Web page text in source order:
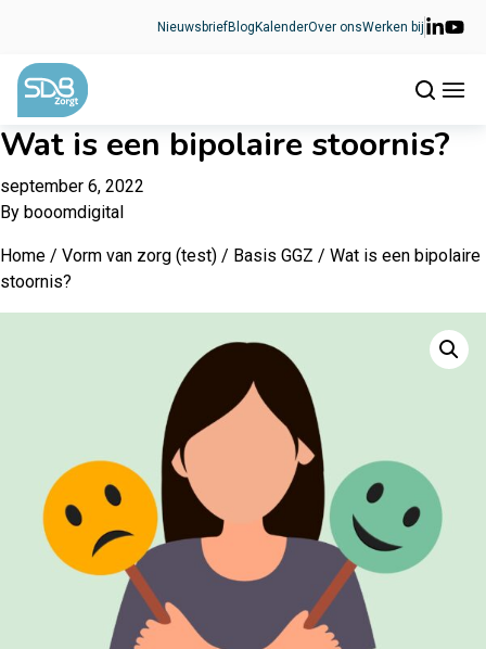
NieuwsbriefBlog KalenderOver onsWerken bij
Wat is een bipolaire stoornis?
september 6, 2022
By booomdigital
Home / Vorm van zorg (test) / Basis GGZ / Wat is een bipolaire
stoornis?